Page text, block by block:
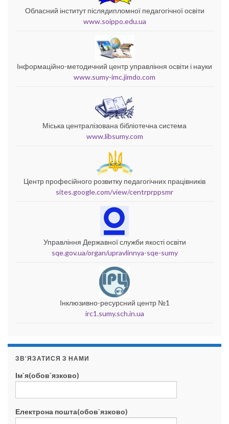
Обласний інститут післядипломної педагогічної освіти
www.soippo.edu.ua
Інформаційно-методичний центр управління освіти і науки
www.sumy-imc.jimdo.com
Міська централізована бібліотечна система
www.libsumy.com
Центр професійного розвитку педагогічних працівників
sites.google.com/view/centrprppsmr
Управління Державної служби якості освіти
sqe.gov.ua/organ/upravlinnya-sqe-sumy
Інклюзивно-ресурсний центр №1
irc1.sumy.sch.in.ua
ЗВ’ЯЗАТИСЯ З НАМИ
Ім`я(обов`язково)
Електрона пошта(обов`язково)